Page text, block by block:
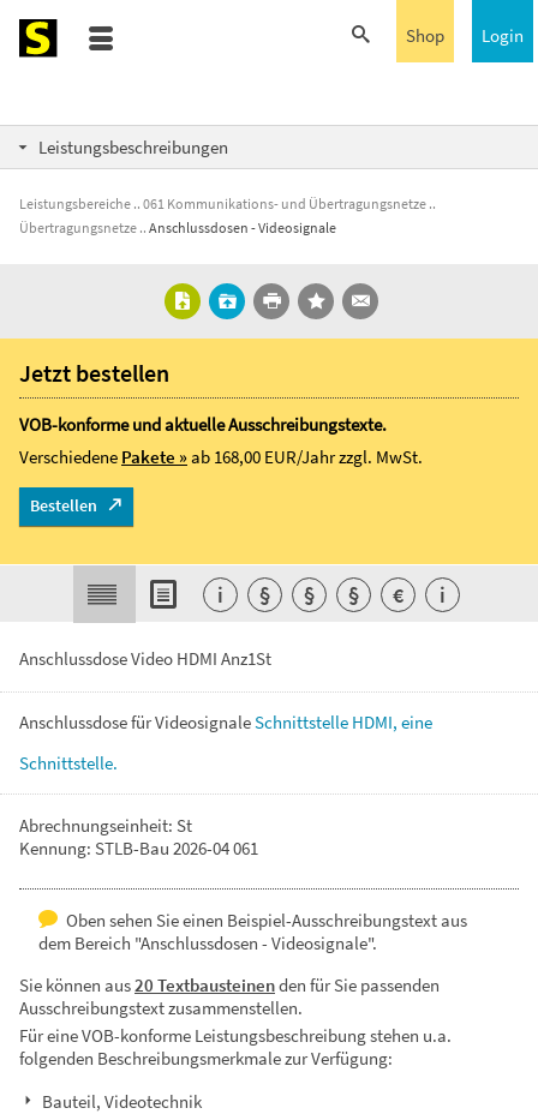
Login
Shop
Leistungsbeschreibungen
Leistungsbereiche
061 Kommunikations- und Übertragungsnetze
Übertragungsnetze
Anschlussdosen - Videosignale
Anschlussdose Video HDMI Anz1St
AnschlussdosefürVideosignaleSchnittstelle HDMI, eine
Schnittstelle.
Abrechnungseinheit: St
Kennung: STLB-Bau 2026-04 061
Oben sehen Sie einen Beispiel-Ausschreibungstext aus
dem Bereich "Anschlussdosen - Videosignale".
Sie können aus20 Textbausteinenden für Sie passenden
Ausschreibungstext zusammenstellen.
Für eine VOB-konforme Leistungsbeschreibung stehen u.a.
folgenden Beschreibungsmerkmale zur Verfügung:
Bauteil, Videotechnik
Jetzt bestellen
VOB-konforme und aktuelle Ausschreibungstexte.
Verschiedene Pakete »ab 168,00 EUR/Jahrzzgl. MwSt.
Bestellen
i § § § € i